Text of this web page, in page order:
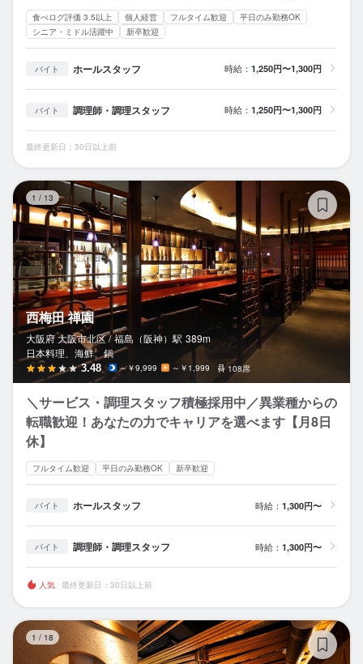
食べログ評価 3.5以上 個人経営 フルタイム歓迎
平日のみ勤務OK
シニア・ミドル活躍中
新卒歓迎
バイト ホールスタッフ 時給： 1,250円〜1,300円
バイト 調理師・調理スタッフ 時給： 1,250円〜1,300円
最終更新日：30日以上前
1 / 13
西梅田 禅園
大阪府 大阪市北区 / 福島（阪神） 駅 389m
日本料理、海鮮、鍋
3.48 ～￥9,999 ～￥1,999 108席
＼サービス・調理スタッフ積極採用中／異業種からの
転職歓迎！あなたの力でキャリアを選べます【月8日
休】
フルタイム歓迎 平日のみ勤務OK 新卒歓迎
バイト ホールスタッフ 時給： 1,300円〜
バイト 調理師・調理スタッフ 時給： 1,300円〜
人気 最終更新日：30日以上前
1 / 18